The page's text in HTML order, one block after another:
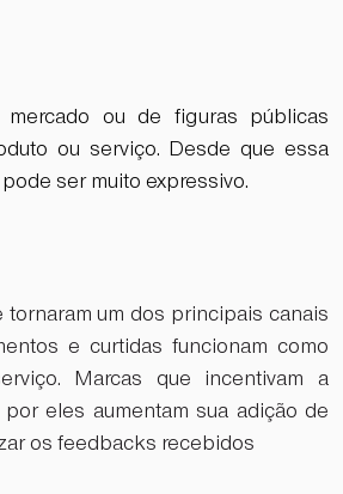
ou de figuras públicas
ou serviço. Desde que essa
ser muito expressivo.
um dos principais canais
e curtidas funcionam como
Marcas que incentivam a
eles aumentam sua adição de
os feedbacks recebidos